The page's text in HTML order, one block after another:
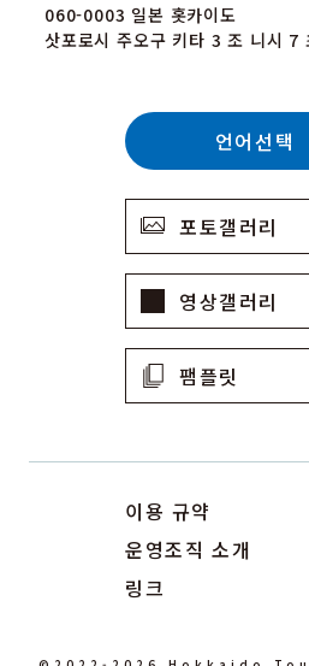
060-0003 일본 홋카이도
삿포로시 주오구 키타 3 조 니시
포토갤러리
영상갤러리
팸플릿
이용 규약
운영조직 소개
링크
언어선택